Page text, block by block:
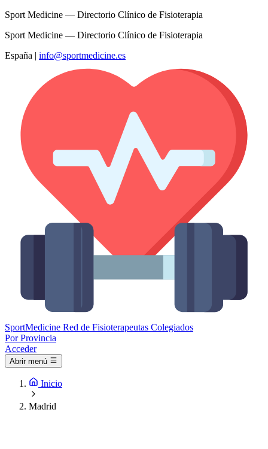
Sport Medicine — Directorio Clínico de Fisioterapia
Sport Medicine — Directorio Clínico de Fisioterapia
España | info@sportmedicine.es
SportMedicine Red de Fisioterapeutas Colegiados
Por Provincia
Acceder
Abrir menú
Inicio
Madrid